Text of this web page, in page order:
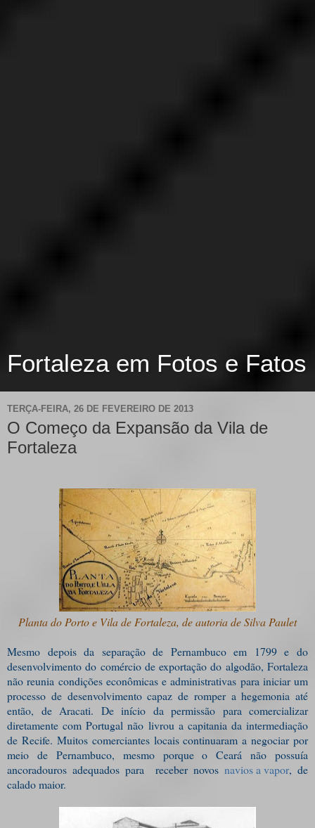
Fortaleza em Fotos e Fatos
TERÇA-FEIRA, 26 DE FEVEREIRO DE 2013
O Começo da Expansão da Vila de
Fortaleza
Planta do Porto e Vila de Fortaleza, de autoria de Silva Paulet
Mesmo depois da separação de Pernambuco em 1799 e do
desenvolvimento do comércio de exportação do algodão, Fortaleza
não reunia condições econômicas e administrativas para iniciar um
processo de desenvolvimento capaz de romper a hegemonia até
então, de Aracati. De início da permissão para comercializar
diretamente com Portugal não livrou a capitania da intermediação
de Recife. Muitos comerciantes locais continuaram a negociar por
meio de Pernambuco, mesmo porque o Ceará não possuía
ancoradouros adequados para receber novosnavios a vapor, de
calado maior.